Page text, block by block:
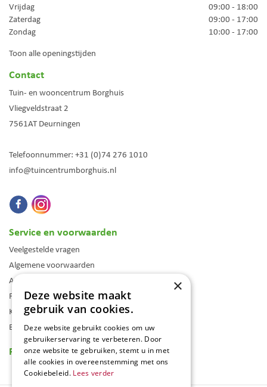
Vrijdag
09:00 - 18:00
Zaterdag
09:00 - 17:00
Zondag
10:00 - 17:00
Toon alle openingstijden
Contact
Tuin- en wooncentrum Borghuis
Vliegveldstraat 2
7561AT Deurningen
Telefoonnummer: +31 (0)74 276 1010
info@tuincentrumborghuis.nl
Service en voorwaarden
Veelgestelde vragen
Algemene voorwaarden
Assortiment
Folder
Klantenkaart
Blog
Reviews
×
Deze website maakt
gebruik van cookies.
Deze website gebruikt cookies om uw
gebruikerservaring te verbeteren. Door
onze website te gebruiken, stemt u in met
alle cookies in overeenstemming met ons
Cookiebeleid. Lees verder